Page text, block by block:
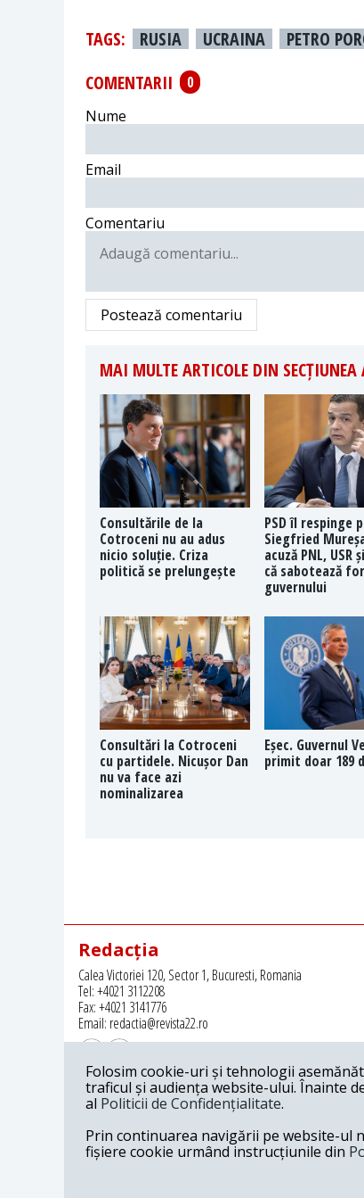
TAGS: RUSIA UCRAINA PETRO
COMENTARII
0
Nume
Email
Comentariu
Postează comentariu
MAI MULTE ARTICOLE DIN
Consultările de la
Cotroceni nu au adus
nicio soluție. Criza
politică se prelungește
PSD îl respinge
Siegfried
acuză PNL, USR
că sabotează
guvernului
Consultări la Cotroceni
cu partidele. Nicușor Dan
nu va face azi
nominalizarea
Eșec. Guvernul
primit doar 189
Redacția
Calea Victoriei 120, Sector 1, Bucuresti, Romania
Tel: +4021 3112208
Fax: +4021 3141776
Email: redactia@revista22.ro
Revista 22 este editata de
Folosim cookie-uri și tehnologii
traficul și audiența website-ului. Înainte
al Politicii de Confidențialitate.
Prin continuarea navigării pe website-ul
fișiere cookie urmând instrucțiunile din